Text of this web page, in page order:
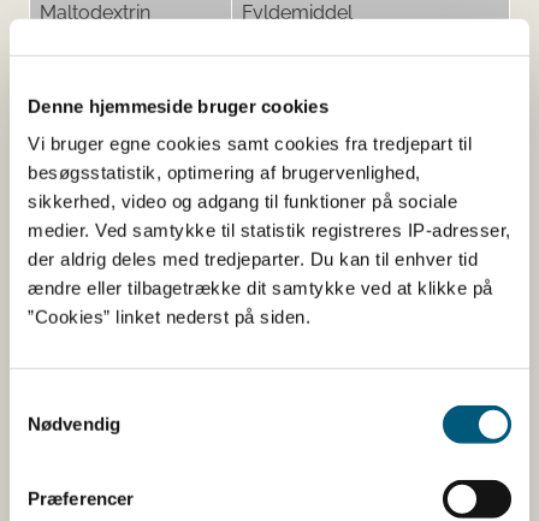
Denne hjemmeside bruger cookies
Vi bruger egne cookies samt cookies fra tredjepart til
besøgsstatistik, optimering af brugervenlighed,
sikkerhed, video og adgang til funktioner på sociale
medier. Ved samtykke til statistik registreres IP-adresser,
der aldrig deles med tredjeparter. Du kan til enhver tid
ændre eller tilbagetrække dit samtykke ved at klikke på
”Cookies” linket nederst på siden.
Nødvendig
Præferencer
Maltodextrin
Fyldemiddel
Microcrystalline
Fyldemiddel
Her kan du finde detaljerede
oplysninger om det kosttilskud,
du har søgt på
anmeldt produktet.
Her kan du bl.a. se, hvilke indholdsstoffer produktet
Vitaminer og mineraler.